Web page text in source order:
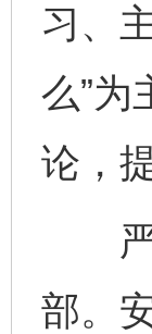
习、
么”为
论，
严
部。